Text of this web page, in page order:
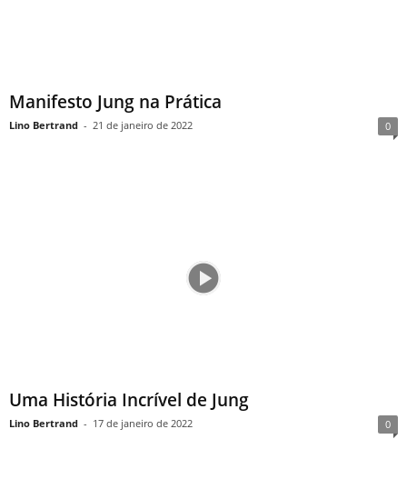
Manifesto Jung na Prática
Lino Bertrand - 21 de janeiro de 2022 0
Uma História Incrível de Jung
Lino Bertrand - 17 de janeiro de 2022 0